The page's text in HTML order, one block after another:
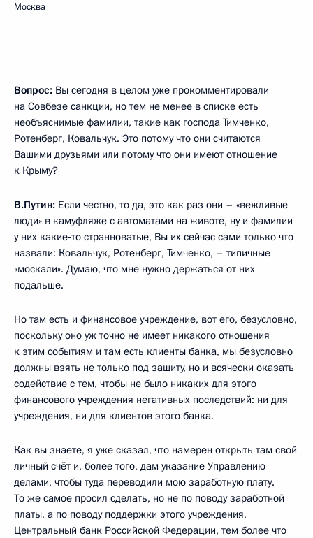
Москва
Вопрос: Вы сегодня в целом уже прокомментировали
на Совбезе санкции, но тем не менее в списке есть
необъяснимые фамилии, такие как господа Тимченко,
Ротенберг, Ковальчук. Это потому что они считаются
Вашими друзьями или потому что они имеют отношение
к Крыму?
В.Путин: Если честно, то да, это как раз они – «вежливые
люди» в камуфляже с автоматами на животе, ну и фамилии
у них какие‑то странноватые, Вы их сейчас сами только что
назвали: Ковальчук, Ротенберг, Тимченко, – типичные
«москали». Думаю, что мне нужно держаться от них
подальше.
Но там есть и финансовое учреждение, вот его, безусловно,
поскольку оно уж точно не имеет никакого отношения
к этим событиям и там есть клиенты банка, мы безусловно
должны взять не только под защиту, но и всячески оказать
содействие с тем, чтобы не было никаких для этого
финансового учреждения негативных последствий: ни для
учреждения, ни для клиентов этого банка.
Как вы знаете, я уже сказал, что намерен открыть там свой
личный счёт и, более того, дам указание Управлению
делами, чтобы туда переводили мою заработную плату.
То же самое просил сделать, но не по поводу заработной
платы, а по поводу поддержки этого учреждения,
Центральный банк Российской Федерации, тем более что